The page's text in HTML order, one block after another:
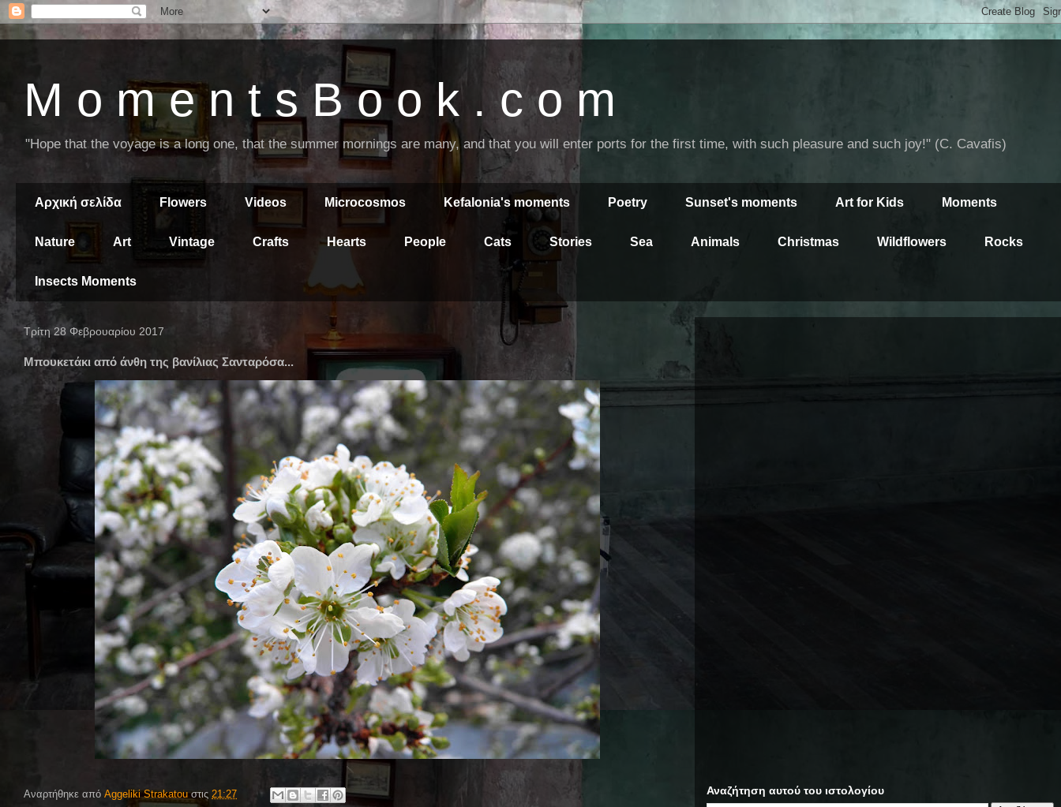
M o m e n t s B o o k . c o m
"Hope that the voyage is a long one, that the summer mornings are many, and that you will enter ports for the first time, with such pleasure and such joy!" (C. Cavafis)
Αρχική σελίδα Flowers Videos Microcosmos Kefalonia's moments Poetry Sunset's moments Art for Kids Moments
Nature Art Vintage Crafts Hearts People Cats Stories Sea Animals Christmas Wildflowers Rocks
Insects Moments
Τρίτη 28 Φεβρουαρίου 2017
Μπουκετάκι από άνθη της βανίλιας Σανταρόσα...
Αναρτήθηκε από Aggeliki Strakatou στις 21:27 Αναζήτηση αυτού του ιστολογίου